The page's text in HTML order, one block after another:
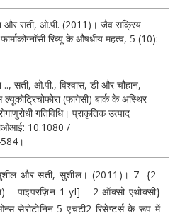
और सती, ओ.पी. (2011)। जैव सक्रिय
रिव्यू के औषधीय महत्व, 5 (10):
.., सती, ओ.पी., विश्वास, डी और चौहान,
(फागेसी) बार्क के अस्थिर
गतिविधि। प्राकृतिक उत्पाद
10.1080 /
और सती, सुशील। (2011)। 7- {2-
-पाइपरज़िन-1-yl] -2-ऑक्सो-एथोक्सी}
सेरोटोनिन 5-एचटी2 रिसेप्टर्स के रूप में